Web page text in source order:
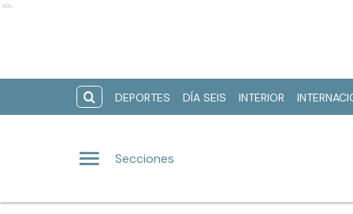
Ads
DEPORTES DÍA SEIS INTERIOR
Secciones